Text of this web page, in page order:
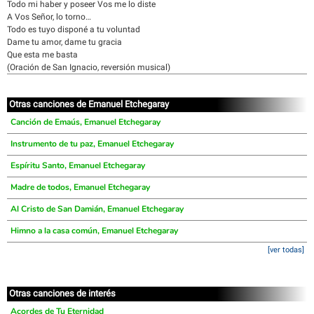
Todo mi haber y poseer Vos me lo diste
A Vos Señor, lo torno…
Todo es tuyo disponé a tu voluntad
Dame tu amor, dame tu gracia
Que esta me basta
(Oración de San Ignacio, reversión musical)
Otras canciones de Emanuel Etchegaray
Canción de Emaús, Emanuel Etchegaray
Instrumento de tu paz, Emanuel Etchegaray
Espíritu Santo, Emanuel Etchegaray
Madre de todos, Emanuel Etchegaray
Al Cristo de San Damián, Emanuel Etchegaray
Himno a la casa común, Emanuel Etchegaray
[ver todas]
Otras canciones de interés
Acordes de Tu Eternidad